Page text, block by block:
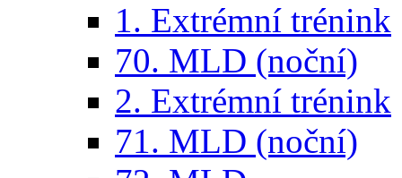
1. Extrémní trénink
70. MLD (noční)
2. Extrémní trénink
71. MLD (noční)